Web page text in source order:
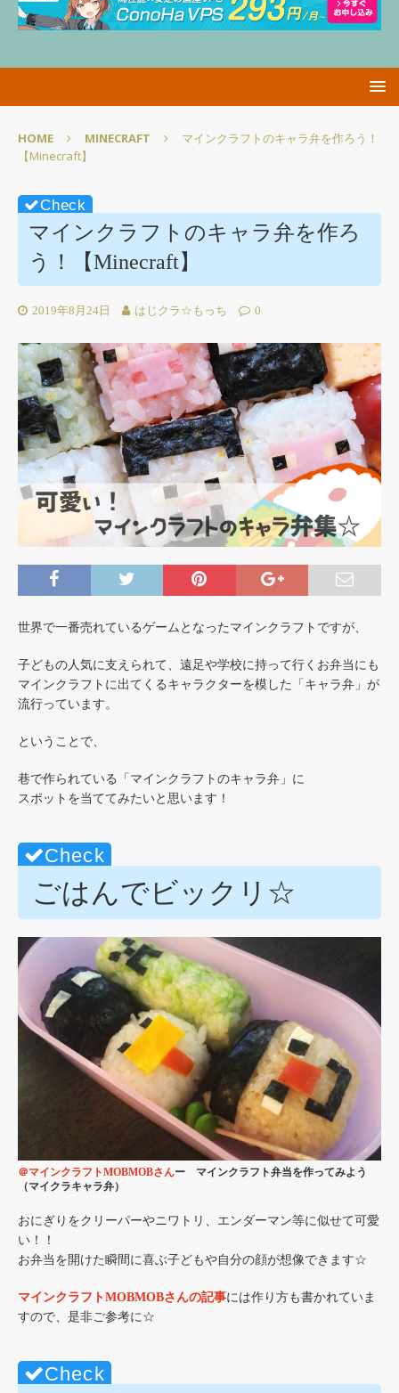
HOME MINECRAFT
マインクラフトのキャラ弁を作ろう！
【Minecraft】
マインクラフトのキャラ弁を作ろ
う！【Minecraft】
2019年8月24日 はじクラ☆もっち 0
世界で一番売れているゲームとなったマインクラフトですが、
子どもの人気に支えられて、遠足や学校に持って行くお弁当にも
マインクラフトに出てくるキャラクターを模した「キャラ弁」が
流行っています。
ということで、
巷で作られている「マインクラフトのキャラ弁」に
スポットを当ててみたいと思います！
ごはんでビックリ☆
＠マインクラフトMOBMOBさんー マインクラフト弁当を作ってみよう
（マイクラキャラ弁）
おにぎりをクリーパーやニワトリ、エンダーマン等に似せて可愛
い！！
お弁当を開けた瞬間に喜ぶ子どもや自分の顔が想像できます☆
マインクラフトMOBMOBさんの記事には作り方も書かれていま
すので、是非ご参考に☆